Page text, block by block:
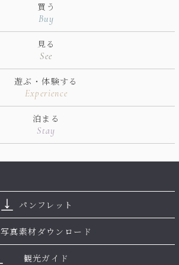
買う
Buy
見る
See
遊ぶ・体験する
Experience
泊まる
Stay
パンフレット
写真素材ダウンロード
観光ガイド